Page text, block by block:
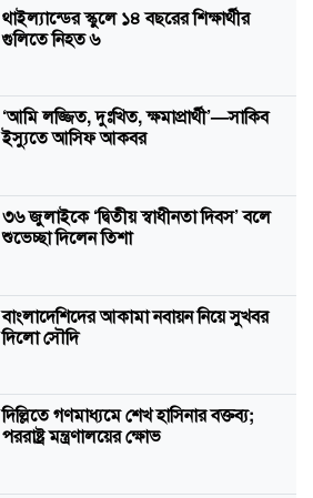
থাইল্যান্ডের স্কুলে ১৪ বছরের শিক্ষার্থীর
গুলিতে নিহত ৬
‘আমি লজ্জিত, দুঃখিত, ক্ষমাপ্রার্থী’—সাকিব
ইস্যুতে আসিফ আকবর
৩৬ জুলাইকে ‘দ্বিতীয় স্বাধীনতা দিবস’ বলে
শুভেচ্ছা দিলেন তিশা
বাংলাদেশিদের আকামা নবায়ন নিয়ে সুখবর
দিলো সৌদি
দিল্লিতে গণমাধ্যমে শেখ হাসিনার বক্তব্য;
পররাষ্ট্র মন্ত্রণালয়ের ক্ষোভ